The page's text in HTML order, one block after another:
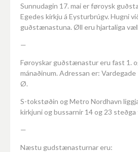
Sunnudagin 17. mai er føroysk
Egedes kirkju á Eysturbrúgv. Hugni
guðstænastuna. Øll eru hjartaliga
—
Føroyskar guðstænastur eru fast 1.
mánaðinum. Adressan er:
Ø.
S-tokstøðin og Metro Nordhavn
kirkjuni og bussarnir 14 og 23
—
Næstu gudstænasturnar eru: